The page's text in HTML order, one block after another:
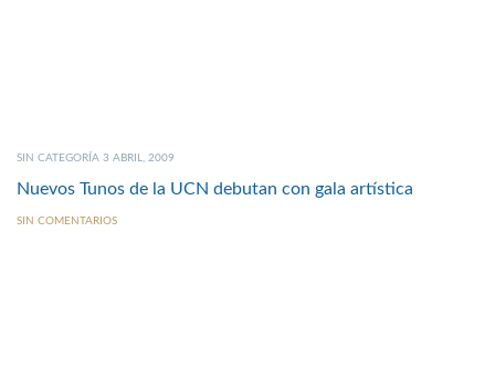
SIN CATEGORÍA 3 ABRIL, 2009
Nuevos Tunos de la UCN debutan con gala artística
SIN COMENTARIOS